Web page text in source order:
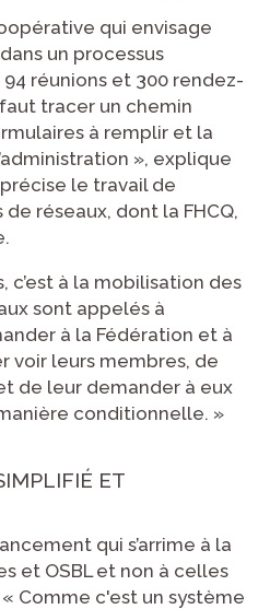
qui envisage
un processus
réunions et 300 rendez-
tracer un chemin
à remplir et la
», explique
le travail de
réseaux, dont la FHCQ,
c’est à la mobilisation des
sont appelés à
à la Fédération et à
voir leurs membres, de
de leur demander à eux
conditionnelle. »
ET
qui s’arrime à la
et OSBL et non à celles
Comme c'est un système